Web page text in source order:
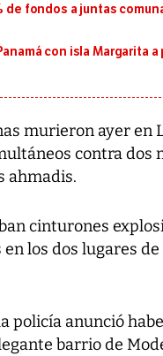
de fondos a juntas
con isla Margarita
murieron ayer en
contra dos
ahmadis.
cinturones
los dos lugares
policía anunció
barrio de